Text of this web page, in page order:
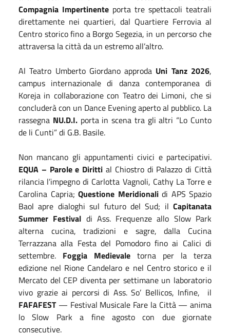
Compagnia Impertinente porta tre spettacoli teatrali
direttamente nei quartieri, dal Quartiere Ferrovia al
Centro storico fino a Borgo Segezia, in un percorso che
attraversa la città da un estremo all’altro.
Al Teatro Umberto Giordano approda Uni Tanz 2026,
campus internazionale di danza contemporanea di
Koreja in collaborazione con Teatro dei Limoni, che si
concluderà con un Dance Evening aperto al pubblico. La
rassegna NU.D.I.porta in scena tra gli altri “Lo Cunto
de li Cunti” di G.B. Basile.
Non mancano gli appuntamenti civici e partecipativi.
EQUA – Parole e Diritti al Chiostro di Palazzo di Città
rilancia l’impegno di Carlotta Vagnoli, Cathy La Torre e
Carolina Capria; Questione Meridionalidi APS Spazio
Baol apre dialoghi sul futuro del Sud; il Capitanata
Summer Festival di Ass. Frequenze allo Slow Park
alterna cucina, tradizioni e sagre, dalla Cucina
Terrazzana alla Festa del Pomodoro fino ai Calici di
settembre. Foggia Medievale torna per la terza
edizione nel Rione Candelaro e nel Centro storico e il
Mercato del CEP diventa per settimane un laboratorio
vivo grazie ai percorsi di Ass. So’ Bellicos, Infine,
il
FAFAFEST— Festival Musicale Fare la Città — anima
lo Slow Park a fine agosto con due giornate
consecutive.